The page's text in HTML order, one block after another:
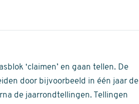
‘claimen’ en gaan tellen. De
door bijvoorbeeld in één jaar de
de jaarrondtellingen. Tellingen